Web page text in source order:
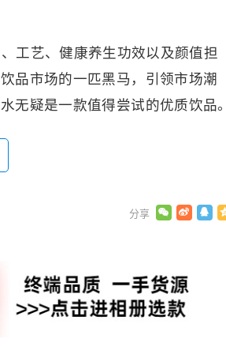
艺、健康养生功效以及颜值担
品市场的一匹黑马，引领市场潮
无疑是一款值得尝试的优质饮品